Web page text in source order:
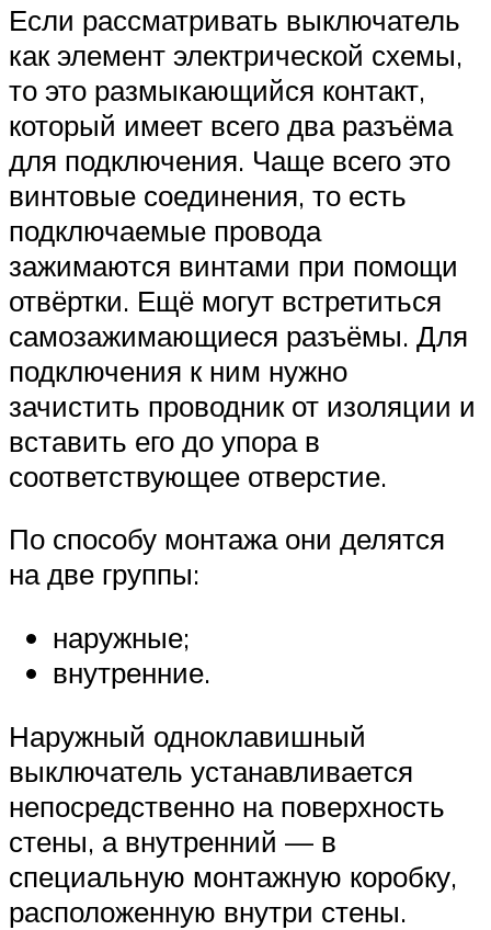
Если рассматривать выключатель
как элемент электрической схемы,
то это размыкающийся контакт,
который имеет всего два разъёма
для подключения. Чаще всего это
винтовые соединения, то есть
подключаемые провода
зажимаются винтами при помощи
отвёртки. Ещё могут встретиться
самозажимающиеся разъёмы. Для
подключения к ним нужно
зачистить проводник от изоляции и
вставить его до упора в
соответствующее отверстие.
По способу монтажа они делятся
на две группы:
наружные;
внутренние.
Наружный одноклавишный
выключатель устанавливается
непосредственно на поверхность
стены, а внутренний — в
специальную монтажную коробку,
расположенную внутри стены.